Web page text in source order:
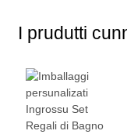
I prudutti